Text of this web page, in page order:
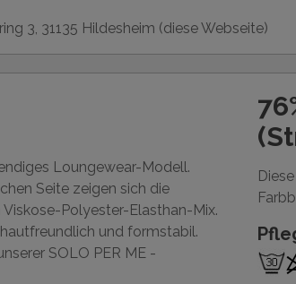
3, 31135 Hildesheim (diese Webseite)
Loungewear-Modell.
Seite zeigen sich die
Polyester-Elasthan-Mix.
und formstabil.
SOLO PER ME -